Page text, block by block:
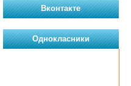
Вконтакте
Однокласники